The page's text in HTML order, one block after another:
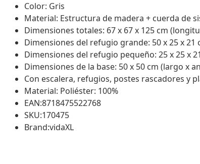
Color: Gris
Material: Estructura de madera + cuerda de
Dimensiones totales: 67 x 67 x 125 cm
Dimensiones del refugio grande: 50 x 25 x
Dimensiones del refugio pequeño: 25 x 25 x
Dimensiones de la base: 50 x 50 cm (largo x
Con escalera, refugios, postes rascadores y
Material: Poliéster: 100%
EAN:8718475522768
SKU:170475
Brand:vidaXL